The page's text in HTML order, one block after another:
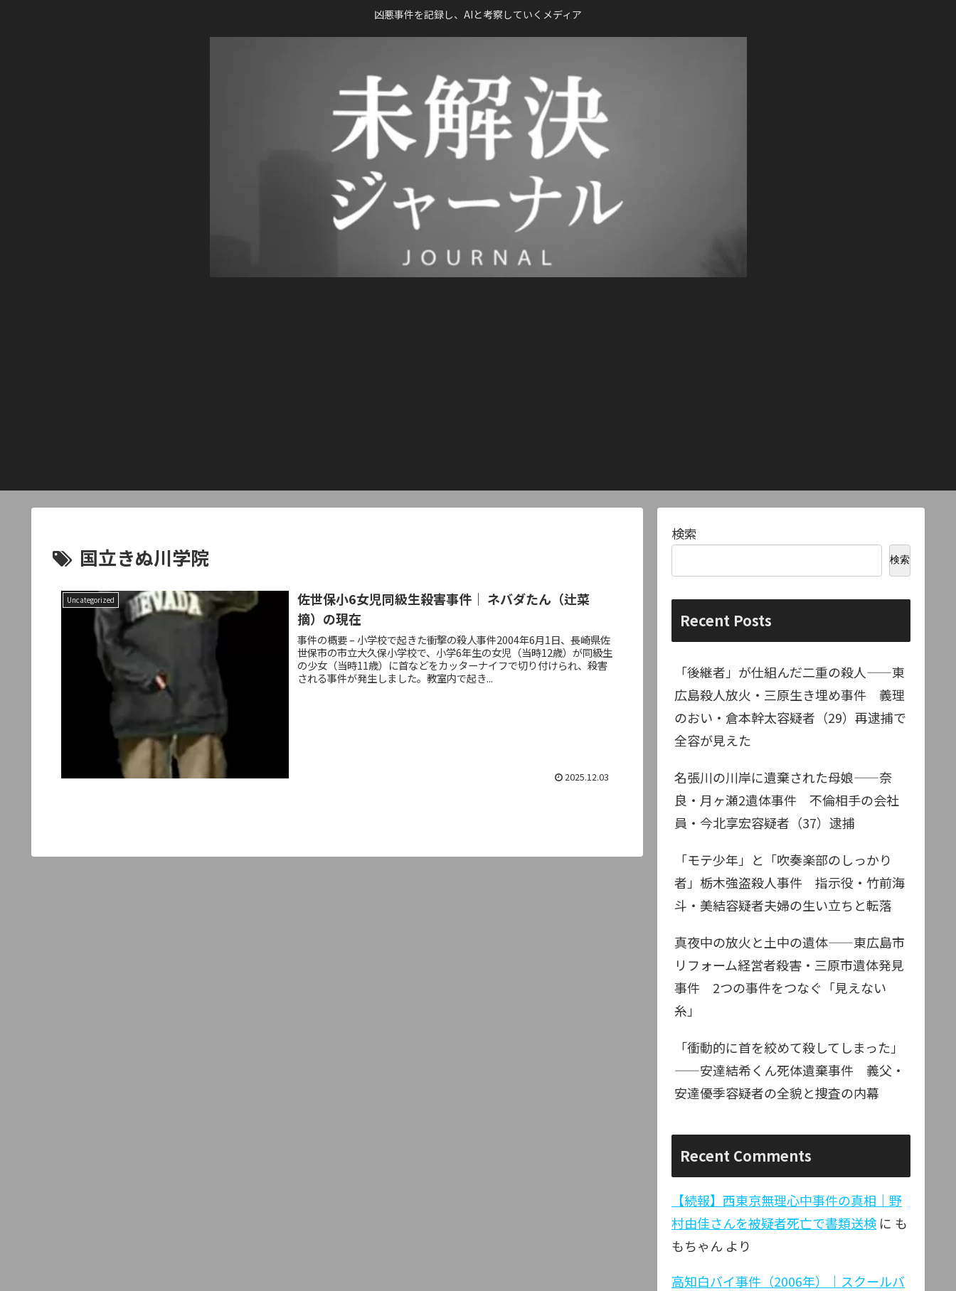
凶悪事件を記録し、AIと考察していくメディア
国立きぬ川学院
Uncategorized
佐世保小6女児同級生殺害事件｜ ネバダたん（辻菜
摘）の現在
事件の概要 – 小学校で起きた衝撃の殺人事件2004年6月1日、長崎県佐
世保市の市立大久保小学校で、小学6年生の女児（当時12歳）が同級生
の少女（当時11歳）に首などをカッターナイフで切り付けられ、殺害
される事件が発生しました。教室内で起き...
2025.12.03
検索
検索
Recent Posts
「後継者」が仕組んだ二重の殺人——東
広島殺人放火・三原生き埋め事件 義理
のおい・倉本幹太容疑者（29）再逮捕で
全容が見えた
名張川の川岸に遺棄された母娘——奈
良・月ヶ瀬2遺体事件 不倫相手の会社
員・今北享宏容疑者（37）逮捕
「モテ少年」と「吹奏楽部のしっかり
者」栃木強盗殺人事件 指示役・竹前海
斗・美結容疑者夫婦の生い立ちと転落
真夜中の放火と土中の遺体——東広島市
リフォーム経営者殺害・三原市遺体発見
事件 2つの事件をつなぐ「見えない
糸」
「衝動的に首を絞めて殺してしまった」
——安達結希くん死体遺棄事件 義父・
安達優季容疑者の全貌と捜査の内幕
Recent Comments
【続報】西東京無理心中事件の真相｜野
村由佳さんを被疑者死亡で書類送検 に も
もちゃん より
高知白バイ事件（2006年）｜スクールバ